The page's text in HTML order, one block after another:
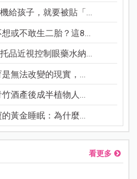
給孩子，就要被貼「...
或不敢生二胎？這8...
品近視控制眼藥水納...
無法改變的現實，...
酒產後成半植物人...
黃金睡眠：為什麼...
看更多